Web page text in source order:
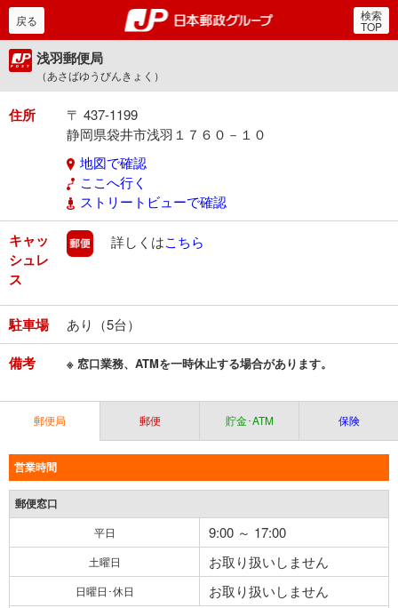
郵便局・日本郵政グルー
戻る 検索
TOP
浅羽郵便局
（あさばゆうびんきょく）
住所
〒 437-1199
静岡県袋井市浅羽１７６０－１０
地図で確認
ここへ行く
ストリートビューで確認
キャッ
シュレ
ス
郵便
詳しくはこちら
駐車場 あり（5台）
備考 ※ 窓口業務、ATMを一時休止する場合があります。
郵便局 郵便 貯金･ATM 保険
営業時間
郵便窓口
平日 9:00 ～ 17:00
土曜日 お取り扱いしません
日曜日･休日 お取り扱いしません